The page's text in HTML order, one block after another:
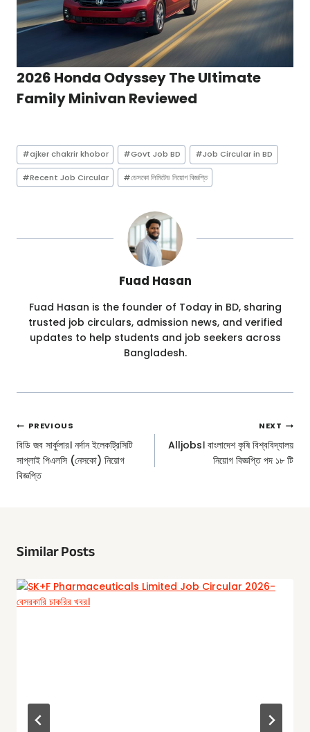
2026 Honda Odyssey The Ultimate
Family Minivan Reviewed
Post
Tags:
#ajker chakrir khobor #Govt Job BD #Job Circular in BD
#Recent Job Circular #ডেসকো লিমিটেড নিয়োগ বিজ্ঞপ্তি
Fuad Hasan
Fuad Hasan is the founder of Today in BD, sharing
trusted job circulars, admission news, and verified
updates to help students and job seekers across
Bangladesh.
Post
Navigation
PREVIOUS
বিডি জব সার্কুলার। নর্দান ইলেকট্রিসিটি
সাপ্লাই পিএলসি (নেসকো) নিয়োগ
বিজ্ঞপ্তি
NEXT
Alljobs। বাংলাদেশ কৃষি বিশ্ববিদ্যালয়
নিয়োগ বিজ্ঞপ্তি পদ ১৮ টি
Similar Posts